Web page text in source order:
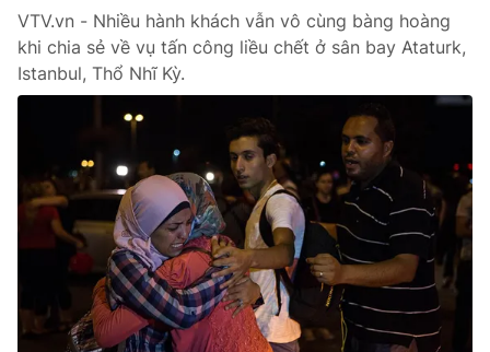
Liên hệ tòa soạn
THỜI BÁO VTV
Theo dõi báo trên
Cơ quan chủ quản:Đài Truyền hình Việt Nam
VTV.vn - Nhiều hành khách vẫn vô cùng bàng hoàng
khi chia sẻ về vụ tấn công liều chết ở sân bay Ataturk,
Istanbul, Thổ Nhĩ Kỳ.